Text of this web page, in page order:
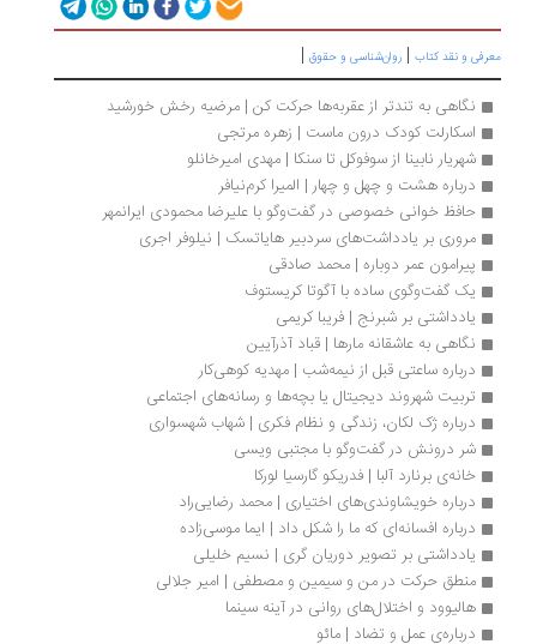
و نقد کتاب|روان‌شناسی و حقوق|
نگاهی به تندتر از عقربه‌ها حرکت کن | مرضیه رخش خورشید
اسکارلت کودک درون ماست | زهره مرتجی
شهریار نابینا از سوفوکل تا سنکا | مهدی امیرخانلو
درباره هشت و چهل و چهار | المیرا کرم‌نیافر
حافظ خوانی خصوصی در گفت‌وگو با علیرضا محمودی ایرانمهر
مروری بر یادداشت‌های سردبیر هایاتسک | نیلوفر اجری
پیرامون عمر دوباره | محمد صادقی
یک گفت‌وگوی ساده با آگوتا کریستوف
یادداشتی بر شبرنج | فریبا کریمی
نگاهی به عاشقانه مارها | قباد آذرآیین
درباره ساعتی قبل از نیمه‌شب | مهدیه کوهی‌کار
تربیت شهروند دیجیتال یا بچه‌ها و رسانه‌های اجتماعی
درباره ژک لکان، زندگی و نظام فکری | شهاب شهسواری
شر درونش در گفت‌وگو با مجتبی ویسی
خانه‌ی برنارد آلبا | فدریکو گارسیا لورکا‌
درباره خویشاوندی‌های اختیاری | محمد رضایی‌راد
درباره افسانه‌ای که ما را شکل داد | ایما موسی‌زاده
یادداشتی بر تصویر دوریان گری | نسیم خلیلی
منطق حرکت در من و سیمین و مصطفی | امیر جلالی
هالیوود و اختلال‌های روانی در آینه سینما
درباره‌ی عمل و تضاد | مائو